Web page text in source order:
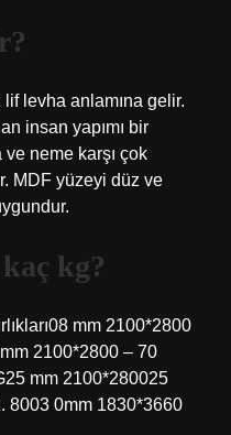
levha anlamına gelir.
insan yapımı bir
ve neme karşı çok
MDF yüzeyi düz ve
kg?
mm 2100*2800
2100*2800 – 70
mm 2100*280025
8003 0mm 1830*3660